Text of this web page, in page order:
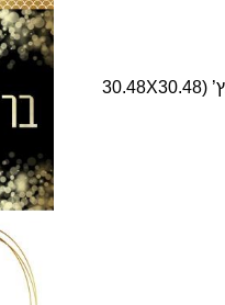
דף כרטיסיות עבה ואיכותי חד צדדי (250 גרם) בגודל 12X12 אינץ’ (30.48X30.48